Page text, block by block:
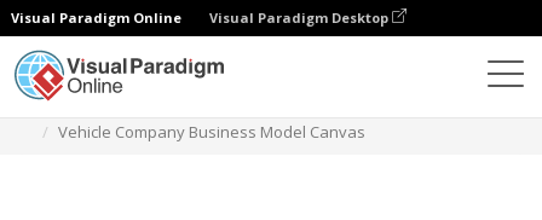
Visual Paradigm Online Visual Paradigm Desktop
Vehicle Company Business Model Canvas